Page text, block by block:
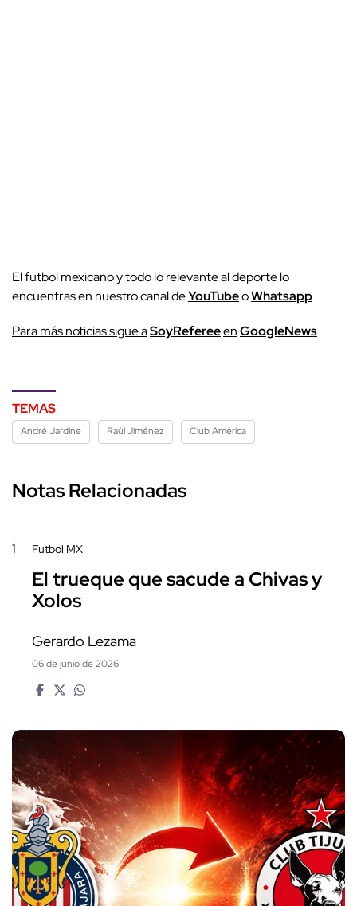
El futbol mexicano y todo lo relevante al deporte lo
encuentras en nuestro canal deYouTubeoWhatsapp
Para más noticias sigue aSoyRefereeenGoogleNews
TEMAS
André Jardine Raúl Jiménez Club América
Notas Relacionadas
1 Futbol MX
El trueque que sacude a Chivas y
Xolos
Gerardo Lezama
06 de junio de 2026